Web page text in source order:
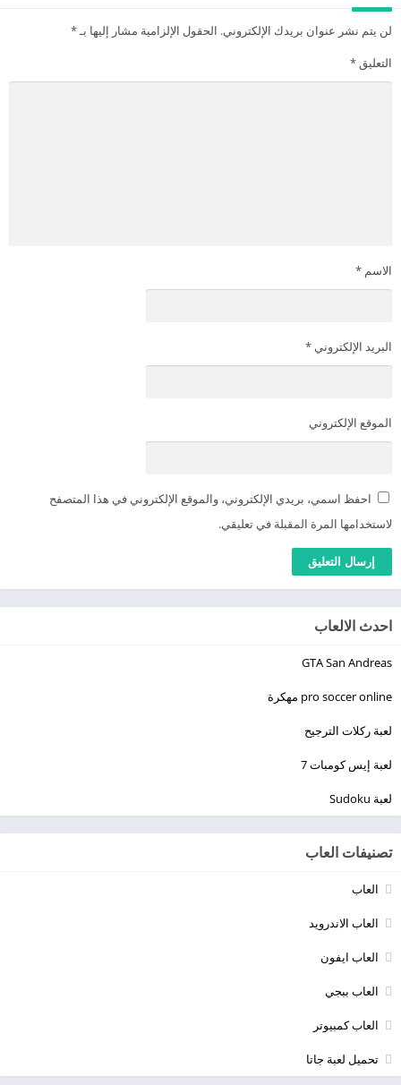
لن يتم نشر عنوان بريدك الإلكتروني. الحقول الإلزامية مشار إليها بـ*
التعليق *
الاسم *
البريد الإلكتروني *
الموقع الإلكتروني
احفظ اسمي، بريدي الإلكتروني، والموقع الإلكتروني في هذا المتصفح
لاستخدامها المرة المقبلة في تعليقي.
احدث الالعاب
GTA San Andreas
pro soccer online مهكرة
لعبة ركلات الترجيح
لعبة إيس كومبات 7
لعبة Sudoku
تصنيفات العاب
العاب
العاب الاندرويد
العاب ايفون
العاب ببجي
العاب كمبيوتر
تحميل لعبة جاتا